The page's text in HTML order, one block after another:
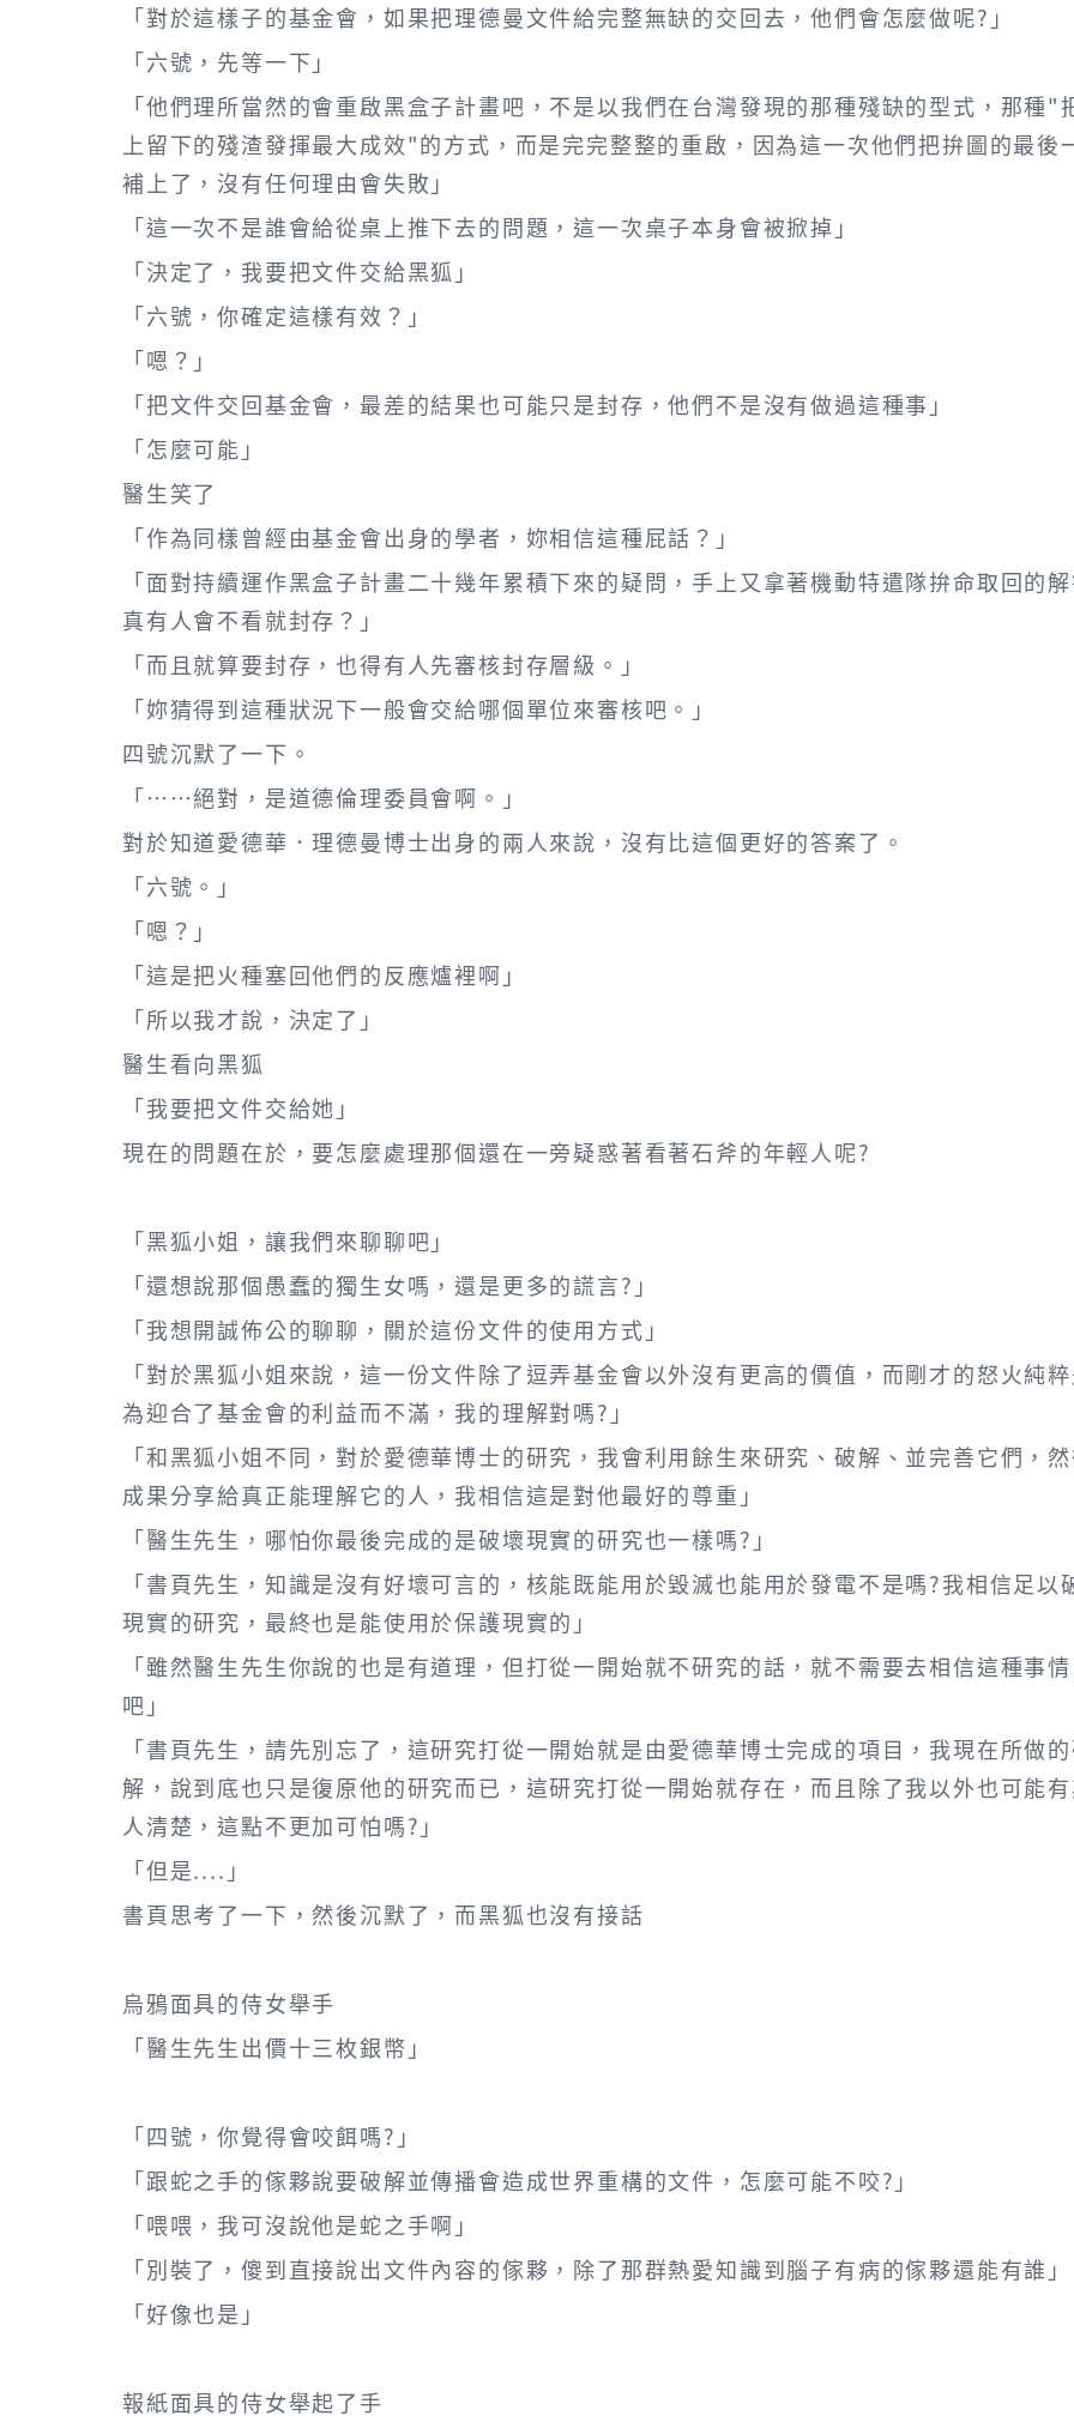
「對於這樣子的基金會，如果把理德曼文件給完整無缺的交回去，他們會怎麼做呢?」
「六號，先等一下」
「他們理所當然的會重啟黑盒子計畫吧，不是以我們在台灣發現的那種殘缺的型式，那種"
上留下的殘渣發揮最大成效"的方式，而是完完整整的重啟，因為這一次他們把拚圖的最後
補上了，沒有任何理由會失敗」
「這一次不是誰會給從桌上推下去的問題，這一次桌子本身會被掀掉」
「決定了，我要把文件交給黑狐」
「六號，你確定這樣有效？」
「嗯？」
「把文件交回基金會，最差的結果也可能只是封存，他們不是沒有做過這種事」
「怎麼可能」
醫生笑了
「作為同樣曾經由基金會出身的學者，妳相信這種屁話？」
「面對持續運作黑盒子計畫二十幾年累積下來的疑問，手上又拿著機動特遣隊拚命取回的
真有人會不看就封存？」
「而且就算要封存，也得有人先審核封存層級。」
「妳猜得到這種狀況下一般會交給哪個單位來審核吧。」
四號沉默了一下。
「……絕對，是道德倫理委員會啊。」
對於知道愛德華．理德曼博士出身的兩人來說，沒有比這個更好的答案了。
「六號。」
「嗯？」
「這是把火種塞回他們的反應爐裡啊」
「所以我才說，決定了」
醫生看向黑狐
「我要把文件交給她」
現在的問題在於，要怎麼處理那個還在一旁疑惑著看著石斧的年輕人呢?
「黑狐小姐，讓我們來聊聊吧」
「還想說那個愚蠢的獨生女嗎，還是更多的謊言?」
「我想開誠佈公的聊聊，關於這份文件的使用方式」
「對於黑狐小姐來說，這一份文件除了逗弄基金會以外沒有更高的價值，而剛才的怒火純
為迎合了基金會的利益而不滿，我的理解對嗎?」
「和黑狐小姐不同，對於愛德華博士的研究，我會利用餘生來研究、破解、並完善它們，
成果分享給真正能理解它的人，我相信這是對他最好的尊重」
「醫生先生，哪怕你最後完成的是破壞現實的研究也一樣嗎?」
「書頁先生，知識是沒有好壞可言的，核能既能用於毀滅也能用於發電不是嗎?我相信足以
現實的研究，最終也是能使用於保護現實的」
「雖然醫生先生你說的也是有道理，但打從一開始就不研究的話，就不需要去相信這種事
吧」
「書頁先生，請先別忘了，這研究打從一開始就是由愛德華博士完成的項目，我現在所做
解，說到底也只是復原他的研究而已，這研究打從一開始就存在，而且除了我以外也可能
人清楚，這點不更加可怕嗎?」
「但是....」
書頁思考了一下，然後沉默了，而黑狐也沒有接話
烏鴉面具的侍女舉手
「醫生先生出價十三枚銀幣」
「四號，你覺得會咬餌嗎?」
「跟蛇之手的傢夥說要破解並傳播會造成世界重構的文件，怎麼可能不咬?」
「喂喂，我可沒說他是蛇之手啊」
「別裝了，傻到直接說出文件內容的傢夥，除了那群熱愛知識到腦子有病的傢夥還能有誰」
「好像也是」
報紙面具的侍女舉起了手